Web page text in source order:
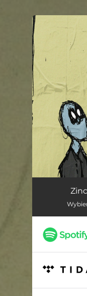
You're
You Can Fly